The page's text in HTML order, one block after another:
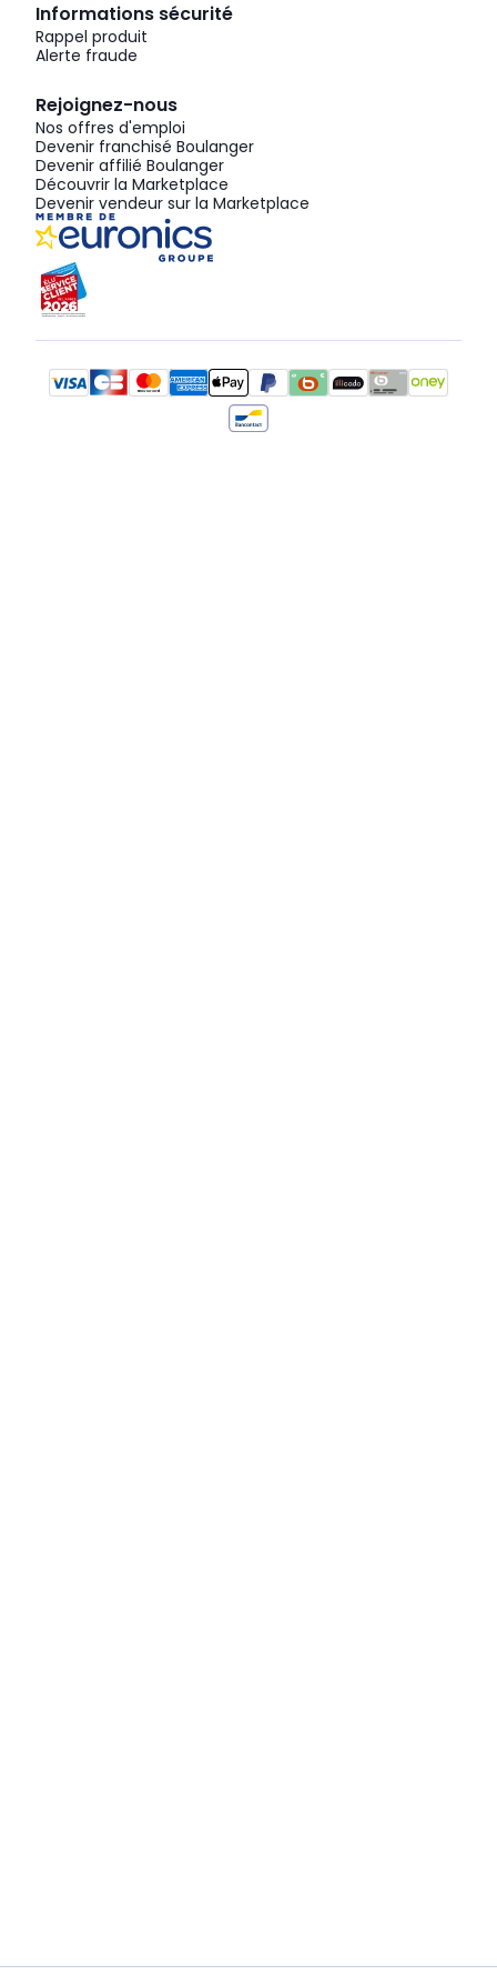
Informations sécurité
Rappel produit
Alerte fraude
Rejoignez-nous
Nos offres d'emploi
Devenir franchisé Boulanger
Devenir affilié Boulanger
Découvrir la Marketplace
Devenir vendeur sur la Marketplace